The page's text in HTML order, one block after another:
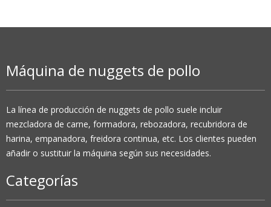
Máquina de nuggets de pollo
La línea de producción de nuggets de pollo suele incluir
mezcladora de carne, formadora, rebozadora, recubridora de
harina, empanadora, freidora continua, etc. Los clientes pueden
añadir o sustituir la máquina según sus necesidades.
Categorías